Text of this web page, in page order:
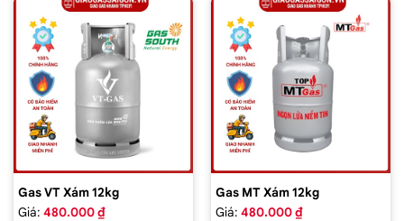
Gas VT Xám 12kg
Giá: 480.000 ₫
Gas MT Xám 12kg
Giá: 480.000 ₫